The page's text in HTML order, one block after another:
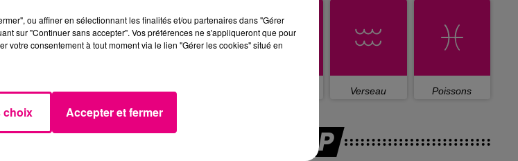
Verseau Poissons
LE TOP
ou affiner en sélectionnant les finalités et/ou partenaires dans "Gérer
sur "Continuer sans accepter". Vos préférences ne s'appliqueront que pour
votre consentement à tout moment via le lien "Gérer les cookies" situé en
choix Accepter et fermer